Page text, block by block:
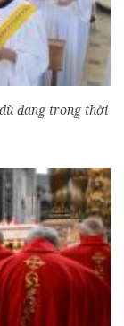
đang trong thời